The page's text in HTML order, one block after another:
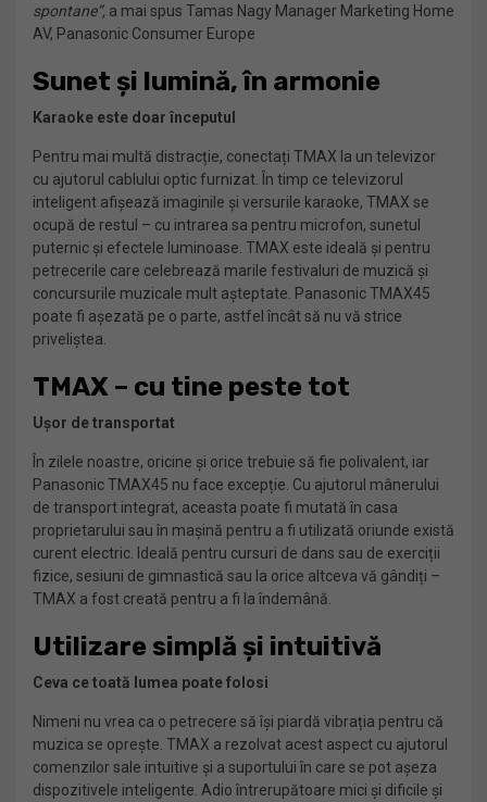
spontane”, a mai spus Tamas Nagy Manager Marketing Home
AV, Panasonic Consumer Europe
Sunet și lumină, în armonie
Karaoke este doar începutul
Pentru mai multă distracție, conectați TMAX la un televizor
cu ajutorul cablului optic furnizat. În timp ce televizorul
inteligent afișează imaginile și versurile karaoke, TMAX se
ocupă de restul – cu intrarea sa pentru microfon, sunetul
puternic și efectele luminoase. TMAX este ideală și pentru
petrecerile care celebrează marile festivaluri de muzică și
concursurile muzicale mult așteptate. Panasonic TMAX45
poate fi așezată pe o parte, astfel încât să nu vă strice
priveliștea.
TMAX – cu tine peste tot
Ușor de transportat
În zilele noastre, oricine și orice trebuie să fie polivalent, iar
Panasonic TMAX45 nu face excepție. Cu ajutorul mânerului
de transport integrat, aceasta poate fi mutată în casa
proprietarului sau în mașină pentru a fi utilizată oriunde există
curent electric. Ideală pentru cursuri de dans sau de exerciții
fizice, sesiuni de gimnastică sau la orice altceva vă gândiți –
TMAX a fost creată pentru a fi la îndemână.
Utilizare simplă și intuitivă
Ceva ce toată lumea poate folosi
Nimeni nu vrea ca o petrecere să își piardă vibrația pentru că
muzica se oprește. TMAX a rezolvat acest aspect cu ajutorul
comenzilor sale intuitive și a suportului în care se pot așeza
dispozitivele inteligente. Adio întrerupătoare mici și dificile și